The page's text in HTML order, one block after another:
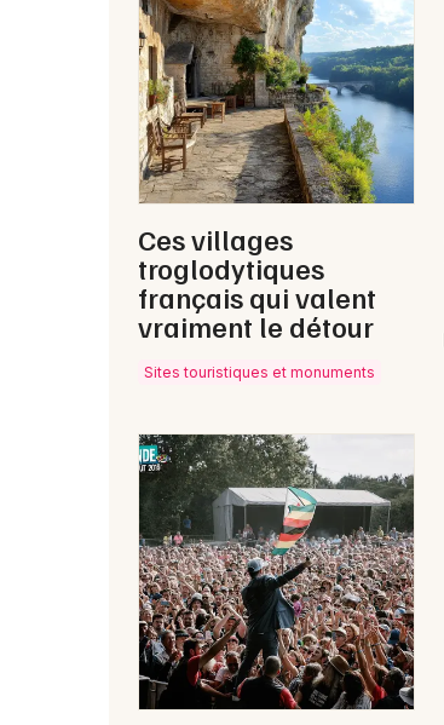
Ces villages
troglodytiques
français qui valent
vraiment le détour
Sites touristiques et monuments